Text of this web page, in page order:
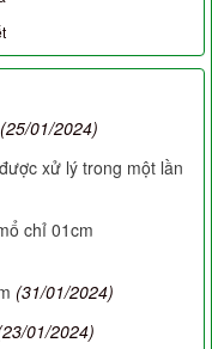
(25/01/2024)
xử lý trong một lần
chỉ 01cm
(31/01/2024)
01/2024)